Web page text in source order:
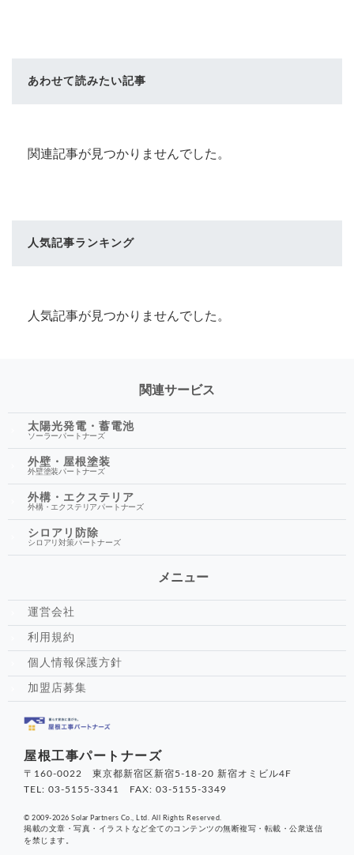
あわせて読みたい記事
関連記事が見つかりませんでした。
人気記事ランキング
人気記事が見つかりませんでした。
屋根工事パートナーズ
〒160-0022 東京都新宿区新宿5-18-20 新宿オミビル4F
TEL: 03-5155-3341 FAX: 03-5155-3349
運営会社
利用規約
個人情報保護方針
加盟店募集
関連サービス
太陽光発電・蓄電池
ソーラーパートナーズ
外壁・屋根塗装
外壁塗装パートナーズ
外構・エクステリア
外構・エクステリアパートナーズ
シロアリ防除
シロアリ対策パートナーズ
メニュー
© 2009-2026 Solar Partners Co., Ltd. All Rights Reserved.
掲載の文章・写真・イラストなど全てのコンテンツの無断複写・転載・公衆送信
を禁じます。